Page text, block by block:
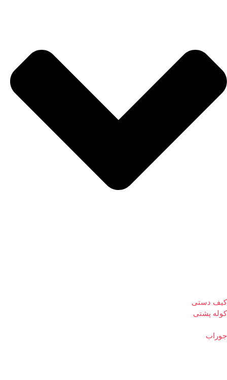
کیف دستی
کوله پشتی
جوراب